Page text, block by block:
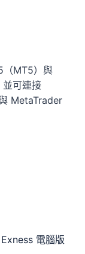
（MT5）與
可連接
MetaTrader
Exness 電腦版